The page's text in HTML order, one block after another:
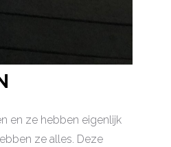
en ze hebben eigenlijk
ze alles. Deze